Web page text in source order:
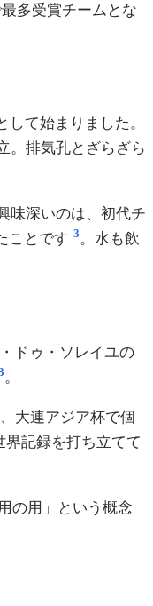
多受賞チームとな
て始まりました。
。排気孔とざらざら
味深いのは、初代チ
ことです 3。水も飲
ドゥ・ソレイユの
。
大連アジア杯で個
界記録を打ち立てて
の用」という概念